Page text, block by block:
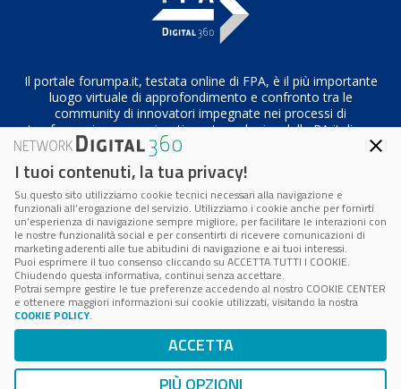
Il portale forumpa.it, testata online di FPA, è il più importante
luogo virtuale di approfondimento e confronto tra le
community di innovatori impegnate nei processi di
trasformazione organizzativa e tecnologica della PA italiana
Codice Fiscale/Partita IVA n. 10693191008 – R.E.A. Roma n.
1249791
Privacy & Cookie Policy|Cookie Center
I tuoi contenuti, la tua privacy!
Su questo sito utilizziamo cookie tecnici necessari alla navigazione e
funzionali all’erogazione del servizio. Utilizziamo i cookie anche per fornirti
un’esperienza di navigazione sempre migliore, per facilitare le interazioni con
le nostre funzionalità social e per consentirti di ricevere comunicazioni di
marketing aderenti alle tue abitudini di navigazione e ai tuoi interessi.
Puoi esprimere il tuo consenso cliccando su ACCETTA TUTTI I COOKIE.
Chiudendo questa informativa, continui senza accettare.
Potrai sempre gestire le tue preferenze accedendo al nostro COOKIE CENTER
e ottenere maggiori informazioni sui cookie utilizzati, visitando la nostra
COOKIE POLICY.
ACCETTA
PIÙ OPZIONI